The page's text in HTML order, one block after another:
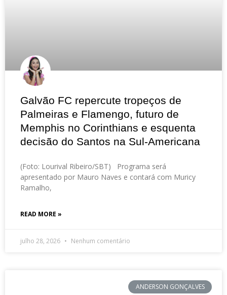
Galvão FC repercute tropeços de
Palmeiras e Flamengo, futuro de
Memphis no Corinthians e esquenta
decisão do Santos na Sul-Americana
(Foto: Lourival Ribeiro/SBT) Programa será
apresentado por Mauro Naves e contará com Muricy
Ramalho,
READ MORE »
julho 28, 2026 Nenhum comentário
ANDERSON GONÇALVES